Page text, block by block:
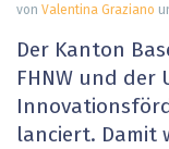
von Valentina Graziano
Der Kanton
FHNW und der
lanciert. Damit